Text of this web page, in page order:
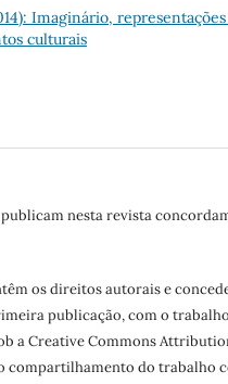
Imaginário,
culturais
nesta revista
os direitos autorais e
publicação, com o
a Creative Commons
compartilhamento do trabalho